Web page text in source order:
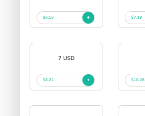
$6.16 $7.19
7 USD
$8.22 $10.28